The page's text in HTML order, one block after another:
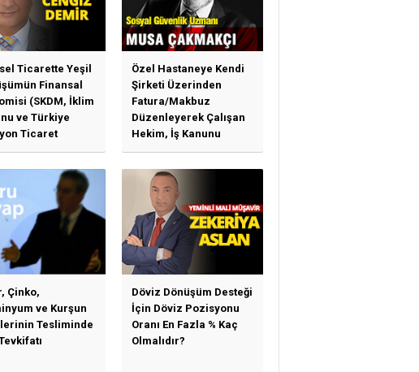
Ticarette Yeşil
Finansal
(SKDM, İklim
ve Türkiye
Ticaret
(TR-ETS)
Özel Hastaneye Kendi
Şirketi Üzerinden
Fatura/Makbuz
Düzenleyerek Çalışan
Hekim, İş Kanunu
Hükümlerinden
Çinko,
ve Kurşun
Tesliminde
Döviz Dönüşüm Desteği
İçin Döviz Pozisyonu
Oranı En Fazla % Kaç
Olmalıdır?